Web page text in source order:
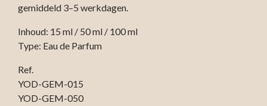
gemiddeld 3–5 werkdagen.
Inhoud: 15 ml / 50 ml / 100 ml
Type: Eau de Parfum
Ref.
YOD-GEM-015
YOD-GEM-050